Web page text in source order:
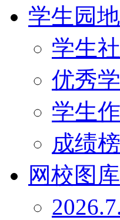
学生园地
学生
优秀
学生
成绩
网校图库